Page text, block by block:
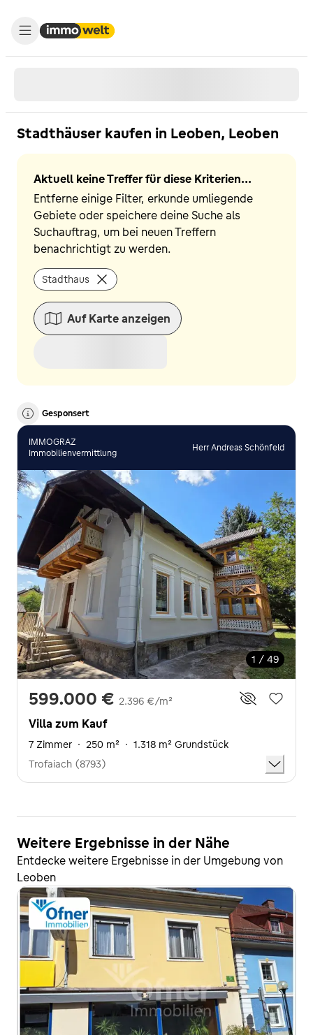
Stadthäuser kaufen in Leoben, Leoben
Aktuell keine Treffer für diese Kriterien...
Entferne einige Filter, erkunde umliegende
Gebiete oder speichere deine Suche als
Suchauftrag, um bei neuen Treffern
benachrichtigt zu werden.
Stadthaus
Auf Karte anzeigen
Gesponsert
IMMOGRAZ
Immobilienvermittlung
Herr Andreas Schönfeld
1 / 49
599.000 € 2.396 €/m²
Villa zum Kauf
7 Zimmer · 250 m² · 1.318 m² Grundstück
Trofaiach (8793)
Weitere Ergebnisse in der Nähe
Entdecke weitere Ergebnisse in der Umgebung von
Leoben